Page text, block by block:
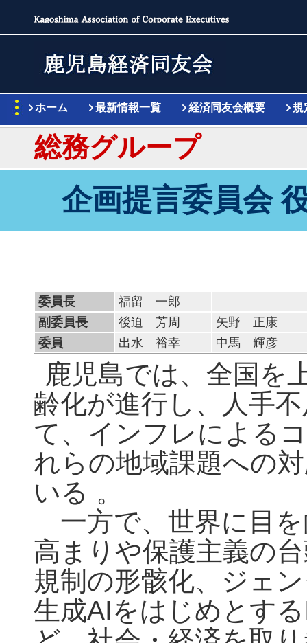
ホーム 最新情報一覧 経済同友会概要 規
総務グループ
企画提言委員会
委員長
福留 一郎
副委員長
後迫 芳周
矢野 正康
委員
出水 裕幸 中馬 輝彦
鹿児島では、全国を
齢化が進行し、人手
て、インフレによる
れらの地域課題への
いる 。
一方で、世界に目
高まりや保護主義の
規制の形骸化、ジェ
生成AIをはじめとす